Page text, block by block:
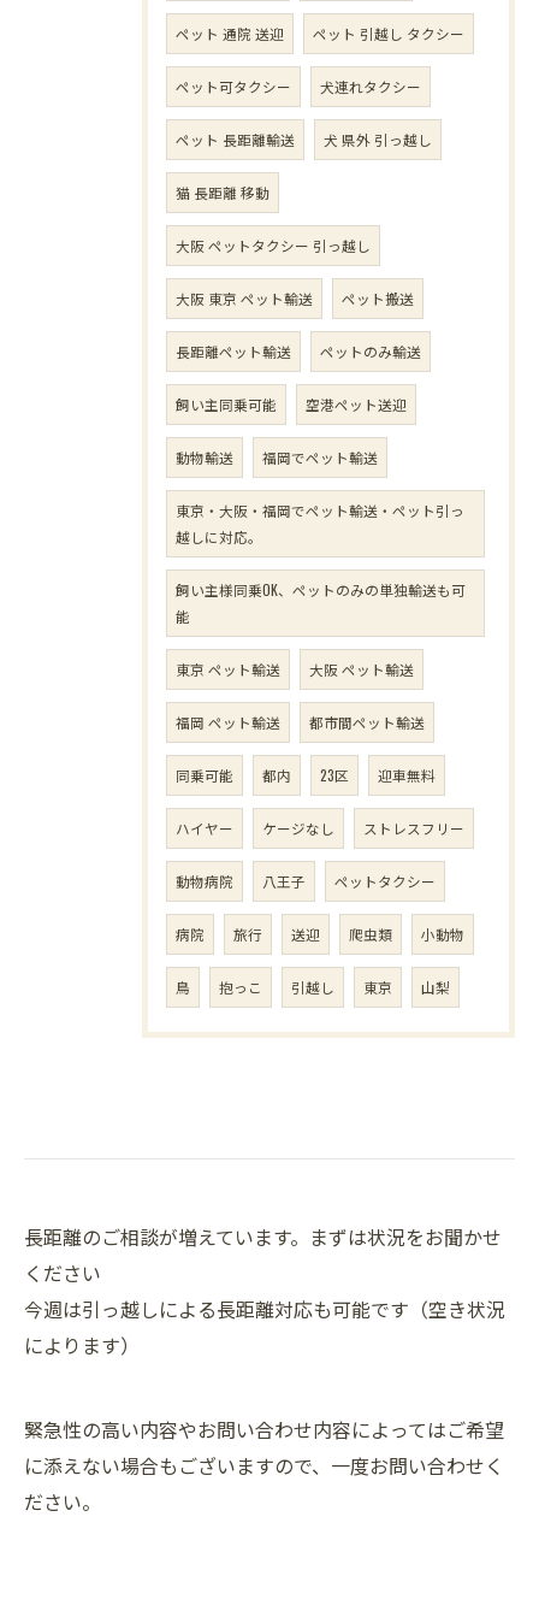
ペット 通院 送迎 ペット 引越し タクシー
ペット可タクシー 犬連れタクシー
ペット 長距離輸送 犬 県外 引っ越し
猫 長距離 移動
大阪 ペットタクシー 引っ越し
大阪 東京 ペット輸送 ペット搬送
長距離ペット輸送 ペットのみ輸送
飼い主同乗可能 空港ペット送迎
動物輸送 福岡でペット輸送
東京・大阪・福岡でペット輸送・ペット引っ
越しに対応。
飼い主様同乗OK、ペットのみの単独輸送も可
能
東京 ペット輸送 大阪 ペット輸送
福岡 ペット輸送 都市間ペット輸送
同乗可能 都内 23区 迎車無料
ハイヤー ケージなし ストレスフリー
動物病院 八王子 ペットタクシー
病院 旅行 送迎 爬虫類 小動物
鳥 抱っこ 引越し 東京 山梨
長距離のご相談が増えています。まずは状況をお聞かせ
ください
今週は引っ越しによる長距離対応も可能です（空き状況
によります）
緊急性の高い内容やお問い合わせ内容によってはご希望
に添えない場合もございますので、一度お問い合わせく
ださい。